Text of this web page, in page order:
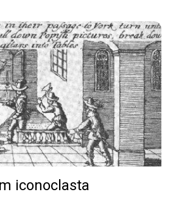
iconoclasta